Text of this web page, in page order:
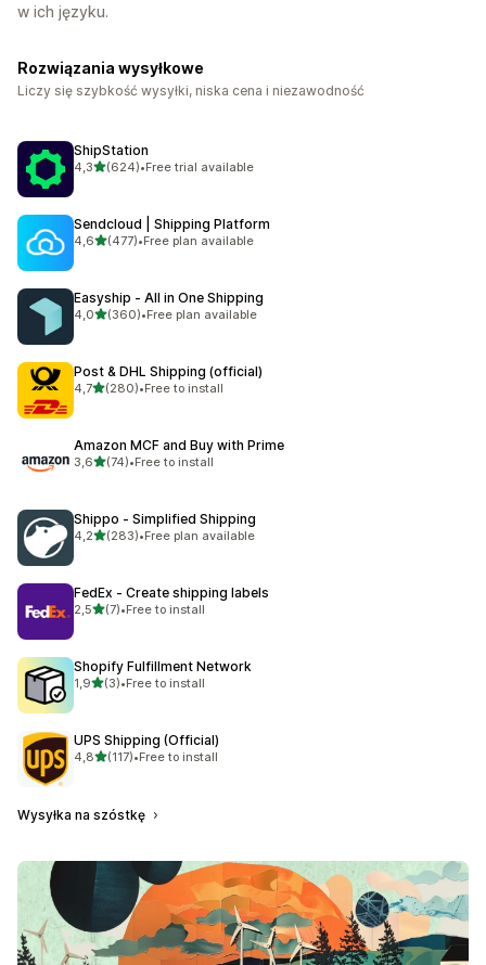
w ich języku.
Rozwiązania wysyłkowe
Liczy się szybkość wysyłki, niska cena i niezawodność
ShipStation
4,3na 5 gwiazdek
(624)
Łączna liczba recenzji: 624
•Free trial available
Sendcloud | Shipping Platform
4,6na 5 gwiazdek
(477)
Łączna liczba recenzji: 477
•Free plan available
Easyship ‑ All in One Shipping
4,0na 5 gwiazdek
(360)
Łączna liczba recenzji: 360
•Free plan available
Post & DHL Shipping (official)
4,7na 5 gwiazdek
(280)
Łączna liczba recenzji: 280
•Free to install
Amazon MCF and Buy with Prime
3,6na 5 gwiazdek
(74)
Łączna liczba recenzji: 74
•Free to install
Shippo ‑ Simplified Shipping
4,2na 5 gwiazdek
(283)
Łączna liczba recenzji: 283
•Free plan available
FedEx ‑ Create shipping labels
2,5na 5 gwiazdek
(7)
Łączna liczba recenzji: 7
•Free to install
Shopify Fulfillment Network
1,9na 5 gwiazdek
(3)
Łączna liczba recenzji: 3
•Free to install
UPS Shipping (Official)
4,8na 5 gwiazdek
(117)
Łączna liczba recenzji: 117
•Free to install
Wysyłka na szóstkę